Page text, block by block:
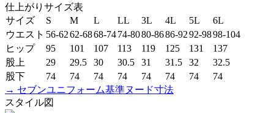
仕上がりサイズ表
サイズ
S M L LL 3L 4L 5L
6L
ウエスト 56-6262-6868-7474-8080-8686-9292-9898-104
ヒップ
95 101 107 113 119 125 131
137
股上
29 29.5 30 30.5 31 31.5 32
32.5
股下
74 74 74 74 74 74 74
74
→ セブンユニフォーム基準ヌード寸法
スタイル図